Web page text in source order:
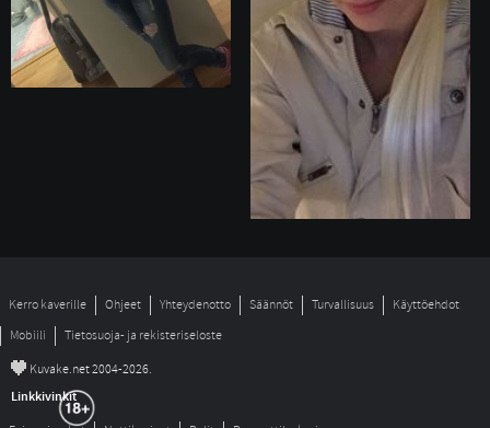
Kerro kaverille Ohjeet Yhteydenotto Säännöt Turvallisuus
Käyttöehdot
Mobiili
Tietosuoja- ja rekisteriseloste
© Kuvake.net 2004-2026.
Linkkivinkit